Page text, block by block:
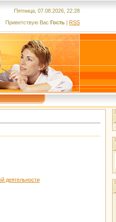
Пятница, 07.08.2026, 22:28
Приветствую Вас Гость | RSS
деятельности